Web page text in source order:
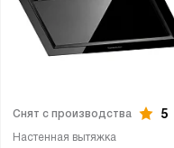
Настенная вытяжка
Снят с производства 5